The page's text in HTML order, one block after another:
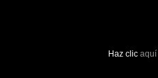
Haz clic aquí